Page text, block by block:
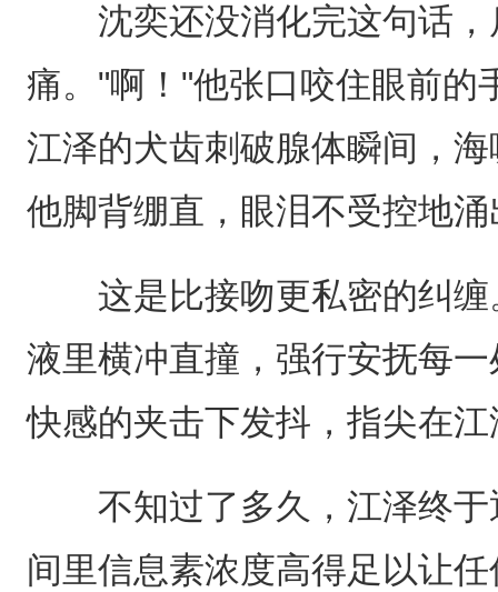
沈奕还没消化完这句话，
痛。"啊！"他张口咬住眼前的
江泽的犬齿刺破腺体瞬间，
他脚背绷直，眼泪不受控地
这是比接吻更私密的纠缠
液里横冲直撞，强行安抚每
快感的夹击下发抖，指尖在
不知过了多久，江泽终于
间里信息素浓度高得足以让